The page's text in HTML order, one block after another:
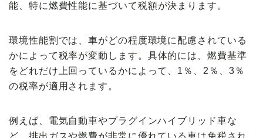
能 、特に燃費性能に基づいて税額が決まります。
環境性能割では、車がどの程度環境に配慮されている
かによって税率が変動 します。具体的には、燃費基準
をどれだけ上回っているかによって、 1％、2％、3％
の税率が適用されます。
例えば、電気自動車やプラグインハイブリッド車な